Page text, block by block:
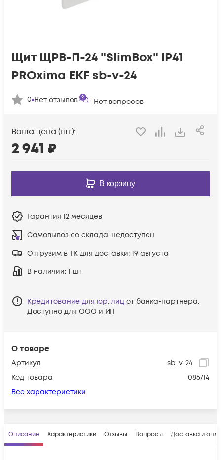
О товаре
Артикул
sb-v-24
Код товара
086714
Все характеристики
Щит ЩРВ-П-24 "SlimBox" IP41
PROxima EKF sb-v-24
0 Нет отзывов Нет вопросов
Ваша цена (шт):
2 941 ₽
В корзину
Гарантия 12 месяцев
Самовывоз со склада: недоступен
Отгрузим в ТК для доставки: 19 августа
В наличии: 1 шт
Кредитование для юр. лиц от банка-партнёра.
Доступно для ООО и ИП
Описание Характеристики Отзывы Вопросы Доставка и